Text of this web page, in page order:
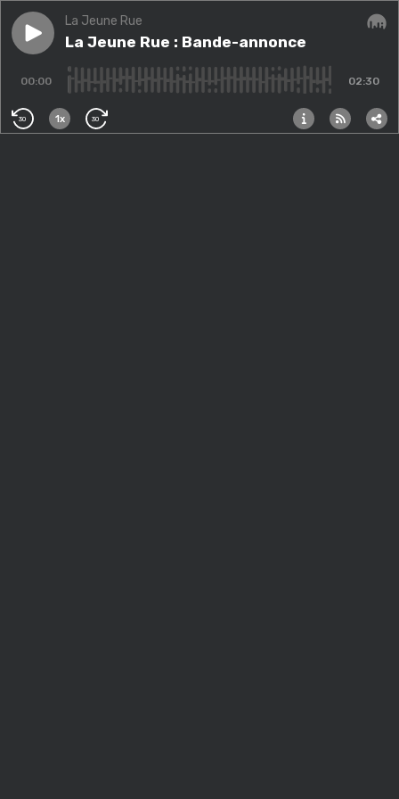
Play episodeLa Jeune Rue : Bande-annonce
La Jeune Rue
La Jeune Rue : Bande-annonce
00:00 02:30
30 1x 30